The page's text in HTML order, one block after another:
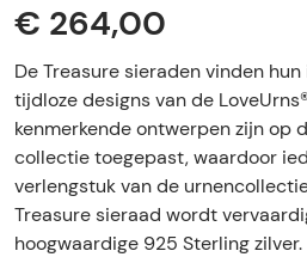
€ 264,00
De Treasure sieraden vinden
tijdloze designs van de
kenmerkende ontwerpen zijn op
collectie toegepast, waardoor
verlengstuk van de
Treasure sieraad wordt
hoogwaardige 925 Sterling